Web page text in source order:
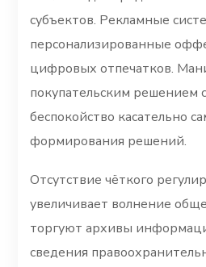
субъектов. Рекламные
персонализированные
цифровых отпечатков.
покупательским решением
беспокойство касательно
формирования решений.
Отсутствие чёткого
увеличивает волнение
торгуют архивы
сведения